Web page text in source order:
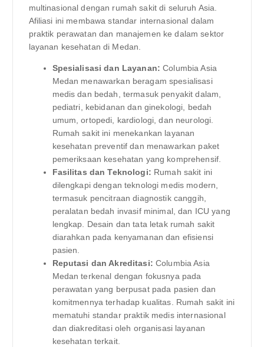
multinasional dengan rumah sakit di seluruh Asia.
Afiliasi ini membawa standar internasional dalam
praktik perawatan dan manajemen ke dalam sektor
layanan kesehatan di Medan.
Spesialisasi dan Layanan: Columbia Asia
Medan menawarkan beragam spesialisasi
medis dan bedah, termasuk penyakit dalam,
pediatri, kebidanan dan ginekologi, bedah
umum, ortopedi, kardiologi, dan neurologi.
Rumah sakit ini menekankan layanan
kesehatan preventif dan menawarkan paket
pemeriksaan kesehatan yang komprehensif.
Fasilitas dan Teknologi: Rumah sakit ini
dilengkapi dengan teknologi medis modern,
termasuk pencitraan diagnostik canggih,
peralatan bedah invasif minimal, dan ICU yang
lengkap. Desain dan tata letak rumah sakit
diarahkan pada kenyamanan dan efisiensi
pasien.
Reputasi dan Akreditasi: Columbia Asia
Medan terkenal dengan fokusnya pada
perawatan yang berpusat pada pasien dan
komitmennya terhadap kualitas. Rumah sakit ini
mematuhi standar praktik medis internasional
dan diakreditasi oleh organisasi layanan
kesehatan terkait.